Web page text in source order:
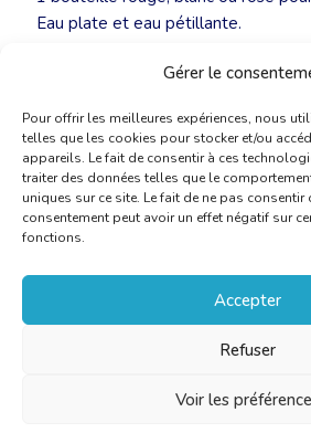
Gérer le
Pour offrir les meilleures expériences, nous
telles que les cookies pour stocker et/ou
appareils. Le fait de consentir à ces
traiter des données telles que le
uniques sur ce site. Le fait de ne pas consentir
consentement peut avoir un effet négatif sur
fonctions.
Accepter
Refuser
Voir les
Eau plate et eau pétillante.